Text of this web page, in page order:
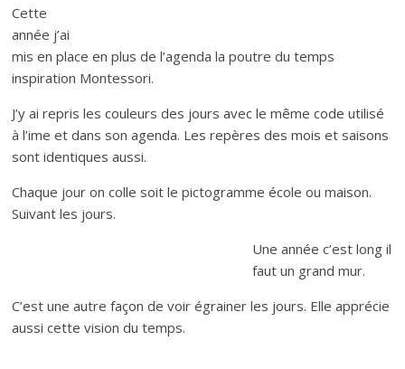
Cette
année j’ai
mis en place en plus de l’agenda la poutre du temps
inspiration Montessori.
J’y ai repris les couleurs des jours avec le même code utilisé
à l’ime et dans son agenda. Les repères des mois et saisons
sont identiques aussi.
Chaque jour on colle soit le pictogramme école ou maison.
Suivant les jours.
Une année c’est long il
faut un grand mur.
C’est une autre façon de voir égrainer les jours. Elle apprécie
aussi cette vision du temps.